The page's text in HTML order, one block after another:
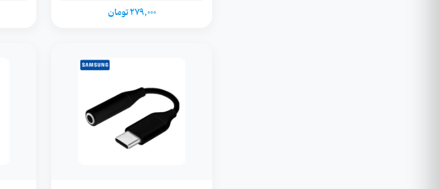
279,000 تومان